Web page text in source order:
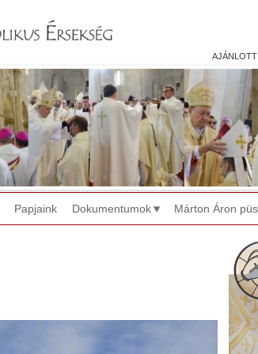
ajánlott
Papjaink Dokumentumok Márton Áron